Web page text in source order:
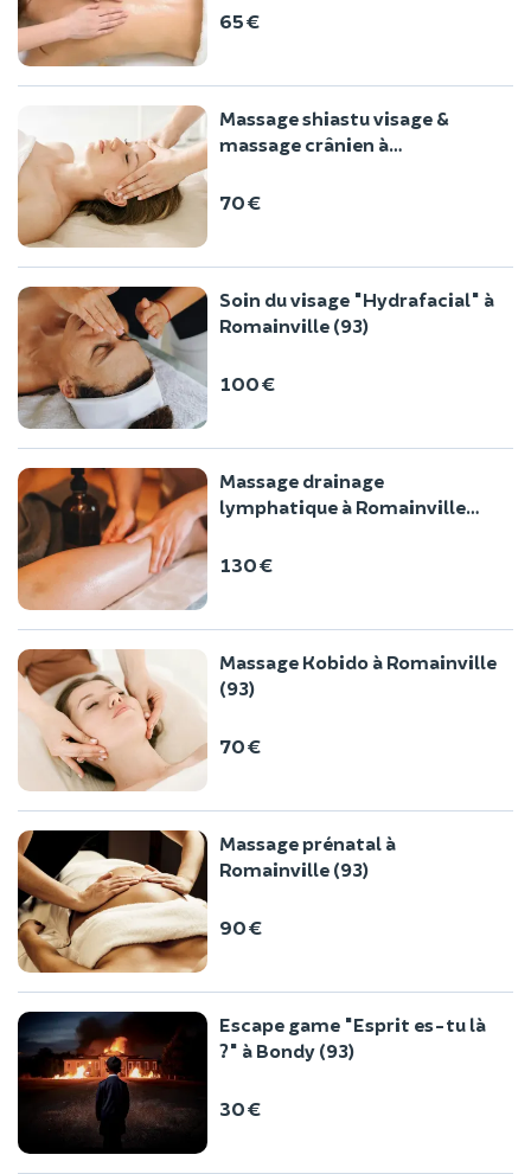
65 €
Massage shiastu visage &
massage crânien à
70 €
Soin du visage "Hydrafacial" à
Romainville (93)
100 €
Massage drainage
lymphatique à Romainville
130 €
Massage Kobido à Romainville
(93)
70 €
Massage prénatal à
Romainville (93)
90 €
Escape game "Esprit es-tu là
?" à Bondy (93)
30 €